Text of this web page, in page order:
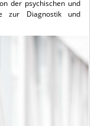
der psychischen und
zur Diagnostik und